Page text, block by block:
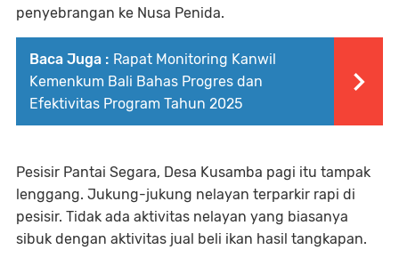
penyebrangan ke Nusa Penida.
Baca Juga : Rapat Monitoring Kanwil
Kemenkum Bali Bahas Progres dan
Efektivitas Program Tahun 2025
Pesisir Pantai Segara, Desa Kusamba pagi itu tampak
lenggang. Jukung-jukung nelayan terparkir rapi di
pesisir. Tidak ada aktivitas nelayan yang biasanya
sibuk dengan aktivitas jual beli ikan hasil tangkapan.